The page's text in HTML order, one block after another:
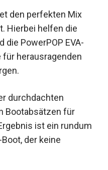
den perfekten Mix
Hierbei helfen die
PowerPOP EVA-
für herausragenden
durchdachten
Bootabsätzen für
ist ein rundum
der keine